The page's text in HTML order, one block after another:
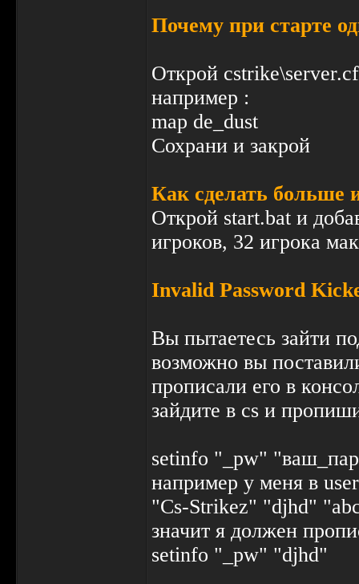
Почему при старте
Открой
например :
map de_dust
Сохрани и закрой
Как сделать больше
Открой start.bat и
игроков, 32 игрока
Invalid Password
Вы пытаетесь зайти
возможно вы
прописали его в
зайдите в cs и
setinfo "_pw"
например у меня в
"Cs-Strikez" "djhd"
значит я должен
setinfo "_pw" "djhd"